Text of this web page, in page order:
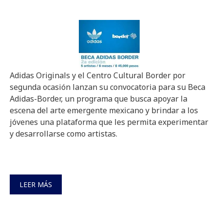
Adidas Originals y el Centro Cultural Border por
segunda ocasión lanzan su convocatoria para su Beca
Adidas-Border, un programa que busca apoyar la
escena del arte emergente mexicano y brindar a los
jóvenes una plataforma que les permita experimentar
y desarrollarse como artistas.
LEER MÁS